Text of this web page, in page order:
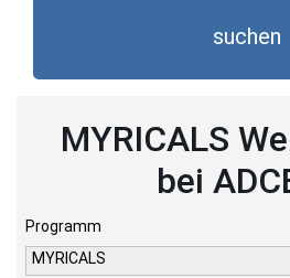
suchen
MYRICALS
bei
Programm
MYRICALS